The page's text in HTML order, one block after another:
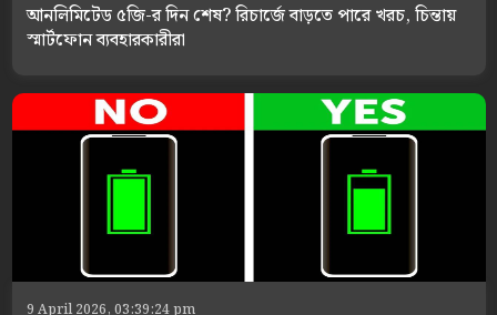
আনলিমিটেড ৫জি-র দিন শেষ? রিচার্জে বাড়তে পারে খরচ, চিন্তায়
স্মার্টফোন ব্যবহারকারীরা
9 April 2026, 03:39:24 pm